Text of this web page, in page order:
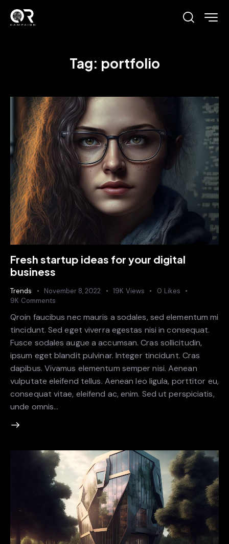
Tag: portfolio
Fresh startup ideas for your digital
business
Trends November 8, 2022 19K Views 0 Likes
9K Comments
Qroin faucibus nec mauris a sodales, sed elementum mi
tincidunt. Sed eget viverra egestas nisi in consequat.
Fusce sodales augue a accumsan. Cras sollicitudin,
ipsum eget blandit pulvinar. Integer tincidunt. Cras
dapibus. Vivamus elementum semper nisi. Aenean
vulputate eleifend tellus. Aenean leo ligula, porttitor eu,
consequat vitae, eleifend ac, enim. Sed ut perspiciatis,
unde omnis…